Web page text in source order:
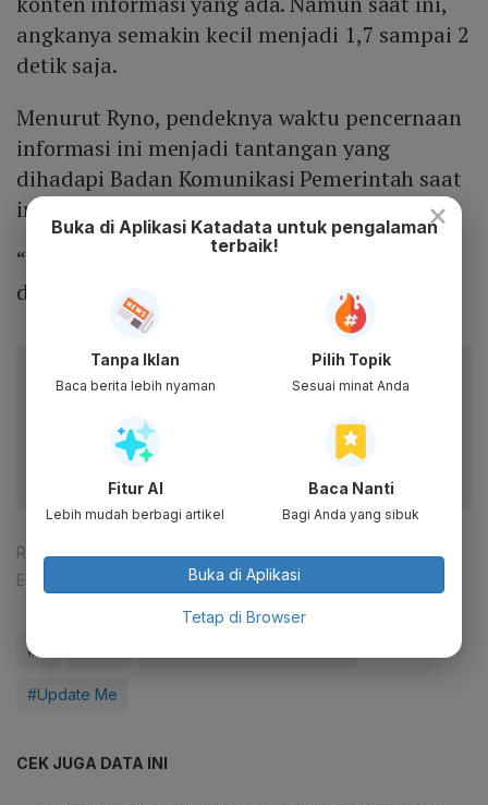
angkanya semakin kecil menjadi 1,7 sampai 2
detik saja.
Menurut Ryno, pendeknya waktu pencernaan
informasi ini menjadi tantangan yang
dihadapi Badan Komunikasi Pemerintah saat
ini.
“Bagaimana kami bisa mengomunikasikan
dengan humanis,” kata dia.
Baca artikel ini lewat aplikasi mobile.
fitur menarik lainnya lewat aplikasi mobile Katadata.
Reporter: Mela Syaharani
Editor:
#AI
#Update Me
CEK JUGA DATA INI
×
Buka di Aplikasi Katadata untuk pengalaman
terbaik!
Tanpa Iklan
Baca berita lebih nyaman
Pilih Topik
Sesuai minat Anda
Fitur AI
Lebih mudah berbagi artikel
Baca Nanti
Bagi Anda yang sibuk
Buka di Aplikasi
Tetap di Browser